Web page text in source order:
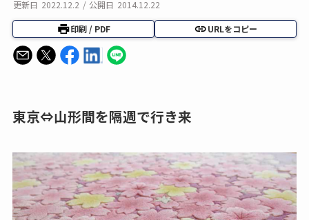
更新日 2022.12.2 / 公開日 2014.12.22
印刷 / PDF URLをコピー
東京⇔山形間を隔週で行き来